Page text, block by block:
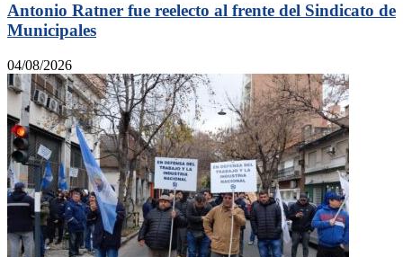
Antonio Ratner fue reelecto al frente del Sindicato de
Municipales
04/08/2026